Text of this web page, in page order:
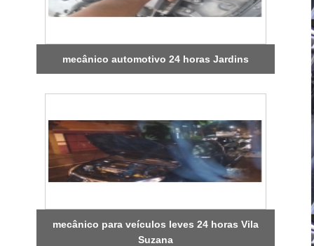
mecânico automotivo 24 horas Jardins
mecânico para veículos leves 24 horas Vila
Suzana